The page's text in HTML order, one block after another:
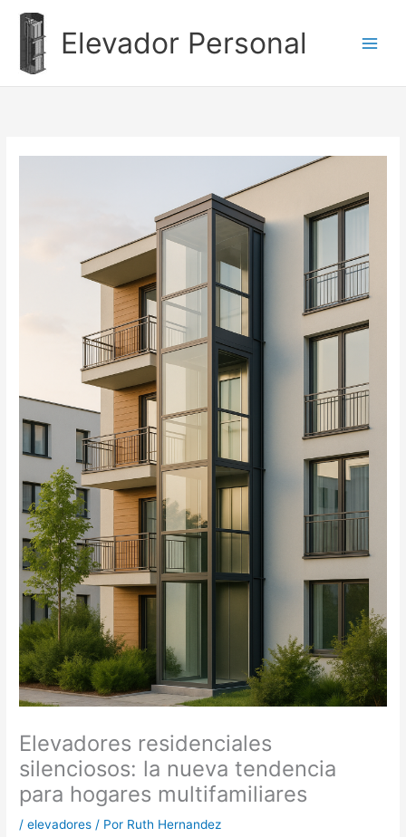
contenido
Elevador Personal
Elevadores residenciales
silenciosos: la nueva tendencia
para hogares multifamiliares
/elevadores / Por Ruth Hernandez